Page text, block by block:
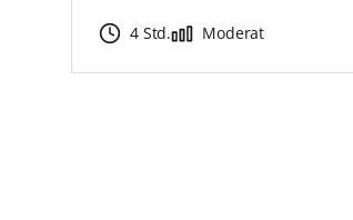
4 Std. Moderat